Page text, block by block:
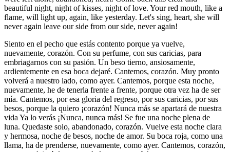
beautiful night, night of kisses, night of love. Your red mouth, like a
flame, will light up, again, like yesterday. Let's sing, heart, she will
never again leave our side from our side, never again!
Siento en el pecho que estás contento porque ya vuelve,
nuevamente, corazón. Con su perfume, con sus caricias, para
embriagarnos con su pasión. Un beso tierno, ansiosamente,
ardientemente en esa boca dejaré. Cantemos, corazón. Muy pronto
volverá a nuestro lado, como ayer. Cantemos, porque esta noche,
nuevamente, he de tenerla frente a frente, porque otra vez ha de ser
mía. Cantemos, por esa gloria del regreso, por sus caricias, por sus
besos, porque la quiero ¡corazón! Nunca más se apartará de nuestra
vida Ya lo verás ¡Nunca, nunca más! Se fue una noche plena de
luna. Quedaste solo, abandonado, corazón. Vuelve esta noche clara
y hermosa, noche de besos, noche de amor. Su boca roja, como una
llama, ha de prenderse, nuevamente, como ayer. Cantemos, corazón,